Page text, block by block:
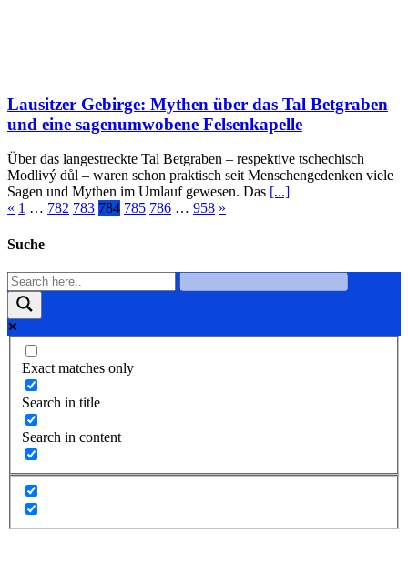
Lausitzer Gebirge: Mythen über das Tal Betgraben
und eine sagenumwobene Felsenkapelle
Über das langestreckte Tal Betgraben – respektive tschechisch
Modlivý důl – waren schon praktisch seit Menschengedenken viele
Sagen und Mythen im Umlauf gewesen. Das [...]
« 1 … 782 783 784 785 786 … 958 »
Suche
Exact matches only
Search in title
Search in content